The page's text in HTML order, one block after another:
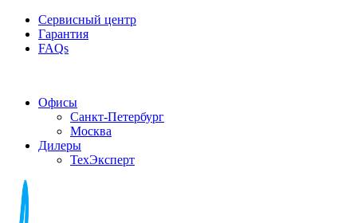
Сервисный центр
Гарантия
FAQs
Офисы
Санкт-Петербург
Москва
Дилеры
ТехЭксперт